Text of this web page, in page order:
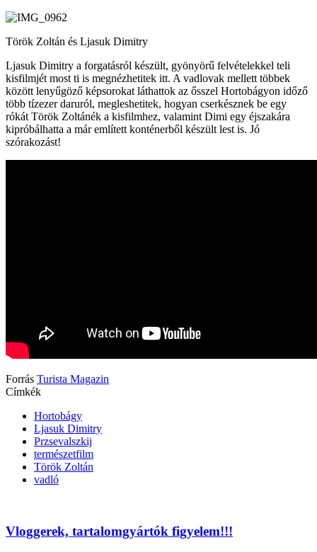
Török Zoltán és Ljasuk Dimitry
Ljasuk Dimitry a forgatásról készült, gyönyörű felvételekkel teli
kisfilmjét most ti is megnézhetitek itt. A vadlovak mellett többek
között lenyűgöző képsorokat láthattok az ősszel Hortobágyon időző
több tízezer daruról, megleshetitek, hogyan cserkésznek be egy
rókát Török Zoltánék a kisfilmhez, valamint Dimi egy éjszakára
kipróbálhatta a már említett konténerből készült lest is. Jó
szórakozást!
Forrás Turista Magazin
Címkék
Hortobágy
Ljasuk Dimitry
Przsevalszkij
természetfilm
Török Zoltán
vadló
Vloggerek, tartalomgyártók figyelem!!!